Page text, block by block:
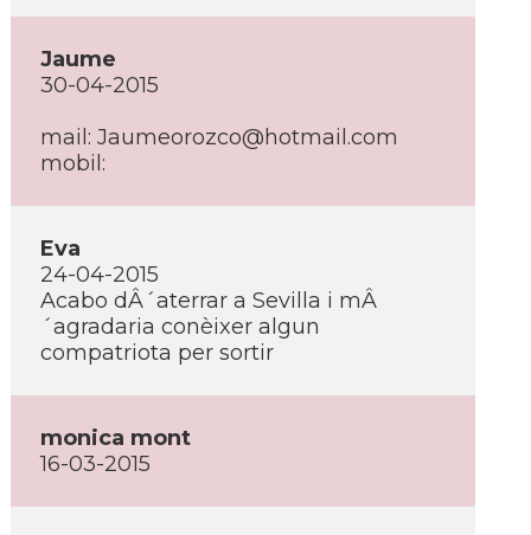
Jaume
30-04-2015
mail: Jaumeorozco@hotmail.com
mobil:
Eva
24-04-2015
Acabo dÂ´aterrar a Sevilla i mÂ
´agradaria conèixer algun
compatriota per sortir
monica mont
16-03-2015